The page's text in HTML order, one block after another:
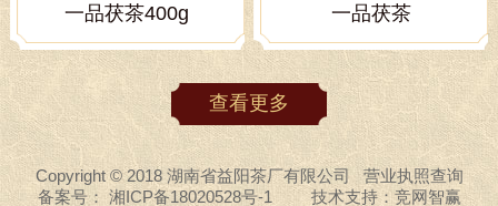
一品茯茶400g 一品茯茶
查看更多
Copyright © 2018 湖南省益阳茶厂有限公司 营业执照查询
备案号： 湘ICP备18020528号-1 技术支持： 竞网智赢